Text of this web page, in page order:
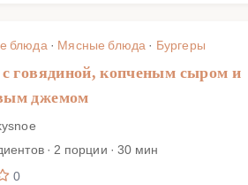
блюда· Мясные блюда · Бургеры
с говядиной, копченым сыром и
джемом
· 2 порции · 30 мин
0